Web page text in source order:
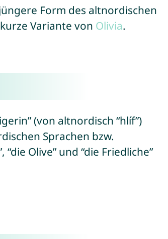
Form des altnordischen
Variante von Olivia.
(von altnordisch “hlíf”)
Sprachen bzw.
Olive” und “die Friedliche”